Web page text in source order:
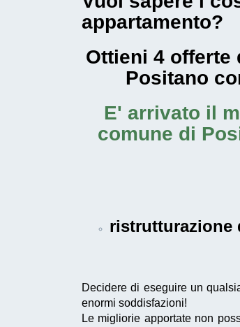
appartamento?
Ottieni 4 offerte
Positano
E' arrivato il
comune di
ristrutturazione
Decidere di eseguire un
enormi soddisfazioni!
Le migliorie apportate non